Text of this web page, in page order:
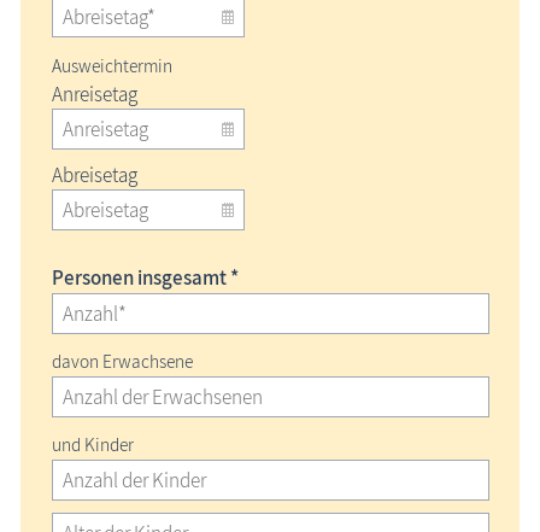
Ausweichtermin
Anreisetag
Abreisetag
Personen insgesamt *
davon Erwachsene
und Kinder